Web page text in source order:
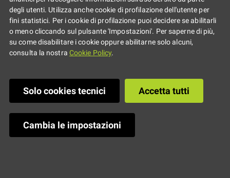
giugno online
Percorso formativo regionale a
supporto delle politiche per/con
le giovani generazioni dedicato
a funzionari, operatori giovanili e
amministratori del territorio.
degli utenti. Utilizza anche cookie di profilazione dell'utente per
fini statistici. Per i cookie di profilazione puoi decidere se abilitarli
o meno cliccando sul pulsante 'Impostazioni'. Per saperne di più,
su come disabilitare i cookie oppure abilitarne solo alcuni,
consulta la nostra Cookie Policy.
Solo cookies tecnici Accetta tutti
Cambia le impostazioni